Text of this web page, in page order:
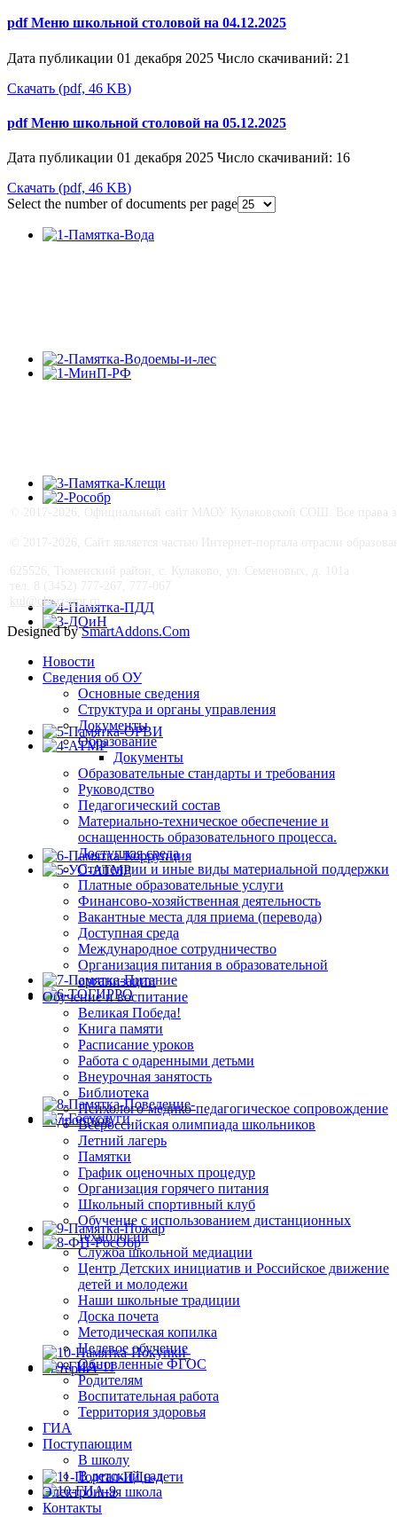
pdf Меню школьной столовой на 04.12.2025
Дата публикации 01 декабря 2025 Число скачиваний: 21
Скачать (pdf, 46 KB)
pdf Меню школьной столовой на 05.12.2025
Дата публикации 01 декабря 2025 Число скачиваний: 16
Скачать (pdf, 46 KB)
Select the number of documents per page
kul@obraz-tmr.ru
Designed bySmartAddons.Com
Новости
Сведения об ОУ
Основные сведения
Структура и органы управления
Документы
Образование
Документы
Образовательные стандарты и требования
Руководство
Педагогический состав
Материально-техническое обеспечение и
оснащенность образовательного процесса.
Доступная среда
Стипендии и иные виды материальной поддержки
Платные образовательные услуги
Финансово-хозяйственная деятельность
Вакантные места для приема (перевода)
Доступная среда
Международное сотрудничество
Организация питания в образовательной
организации
Обучение и воспитание
Великая Победа!
Книга памяти
Расписание уроков
Работа с одаренными детьми
Внеурочная занятость
Библиотека
Психолого-медико-педагогическое сопровождение
Всероссийская олимпиада школьников
Летний лагерь
Памятки
График оценочных процедур
Организация горячего питания
Школьный спортивный клуб
Обучение с использованием дистанционных
технологий
Служба школьной медиации
Центр Детских инициатив и Российское движение
детей и молодежи
Наши школьные традиции
Доска почета
Методическая копилка
Целевое обучение
Обновленные ФГОС
Родителям
Воспитательная работа
Территория здоровья
ГИА
Поступающим
В школу
В детский сад
Электронная школа
Контакты